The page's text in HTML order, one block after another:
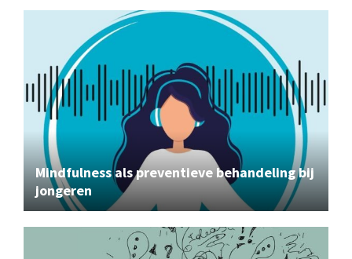
Mindfulness als preventieve behandeling bij
jongeren